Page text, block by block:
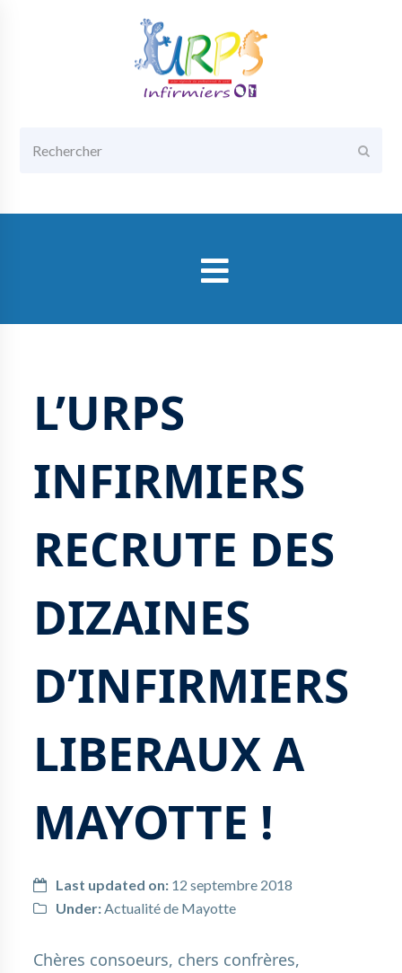
L’URPS
INFIRMIERS
RECRUTE DES
DIZAINES
D’INFIRMIERS
LIBERAUX A
MAYOTTE !
Last updated on: 12 septembre 2018
Under:Actualité de Mayotte
Chères consoeurs, chers confrères,